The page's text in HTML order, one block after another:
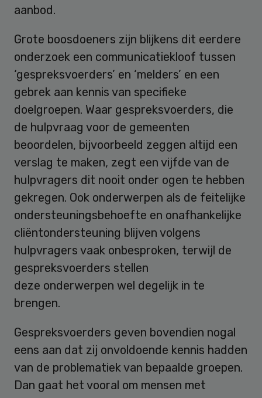
aanbod.
Grote boosdoeners zijn blijkens dit eerdere
onderzoek een communicatiekloof tussen
‘gespreksvoerders’ en ‘melders’ en een
gebrek aan kennis van specifieke
doelgroepen. Waar gespreksvoerders, die
de hulpvraag voor de gemeenten
beoordelen, bijvoorbeeld zeggen altijd een
verslag te maken, zegt een vijfde van de
hulpvragers dit nooit onder ogen te hebben
gekregen. Ook onderwerpen als de feitelijke
ondersteuningsbehoefte en onafhankelijke
cliëntondersteuning blijven volgens
hulpvragers vaak onbesproken, terwijl de
gespreksvoerders stellen
deze onderwerpen wel degelijk in te
brengen.
Gespreksvoerders geven bovendien nogal
eens aan dat zij onvoldoende kennis hadden
van de problematiek van bepaalde groepen.
Dan gaat het vooral om mensen met